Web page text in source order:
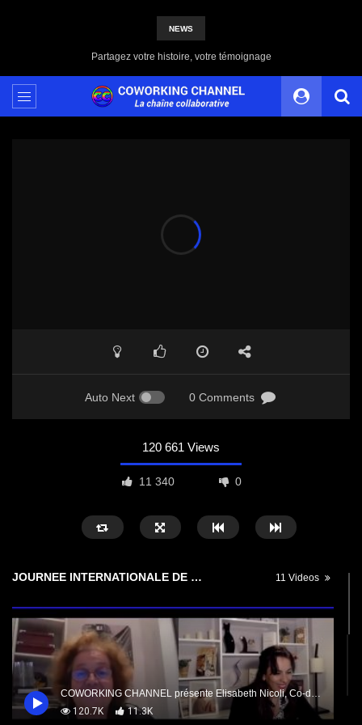
NEWS
Bureau partagé : une révolution dans notre façon de travailler
Auto Next 0 Comments
120 661 Views
11 340 0
JOURNEE INTERNATIONALE DE LA LUTTE CONTRE LES VIOLENCES FAITES AUX FEMMES 11 Videos
COWORKING CHANNEL présente Elisabeth Nicoli, Co-dirigeante des Éditions des Femmes , Militante MLF.
120.7K
11.3K